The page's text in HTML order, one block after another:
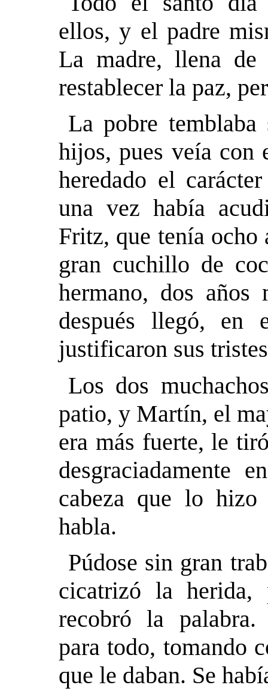
ellos, y el padre
La madre, llena de
restablecer la paz,
La pobre
hijos, pues veía con
heredado el
una vez había
Fritz, que tenía ocho
gran cuchillo de
hermano, dos años
después llegó, en
justificaron sus
Los dos
patio, y Martín, el
era más fuerte, le
desgraciadamente
cabeza que lo hizo
habla.
Púdose sin gran
cicatrizó la herida,
recobró la
para todo, tomando
que le daban. Se